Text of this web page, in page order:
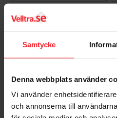
Samtycke
Denna webbplats använder
Vi använder
och annonserna till
LK Rumstermostat S1